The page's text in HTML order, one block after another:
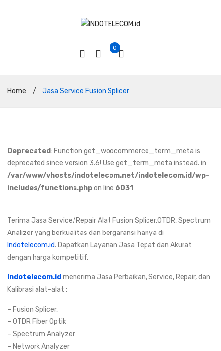
0
Home / Jasa Service Fusion Splicer
Deprecated: Function get_woocommerce_term_meta is
deprecated since version 3.6! Use get_term_meta instead. in
/var/www/vhosts/indotelecom.net/indotelecom.id/wp-
includes/functions.phpon line 6031
Terima Jasa Service/Repair Alat Fusion Splicer,OTDR, Spectrum
Analizer yang berkualitas dan bergaransi hanya di
Indotelecom.id. Dapatkan Layanan Jasa Tepat dan Akurat
dengan harga kompetitif.
Indotelecom.id menerima Jasa Perbaikan, Service, Repair, dan
Kalibrasi alat-alat :
– Fusion Splicer,
– OTDR Fiber Optik
– Spectrum Analyzer
– Network Analyzer